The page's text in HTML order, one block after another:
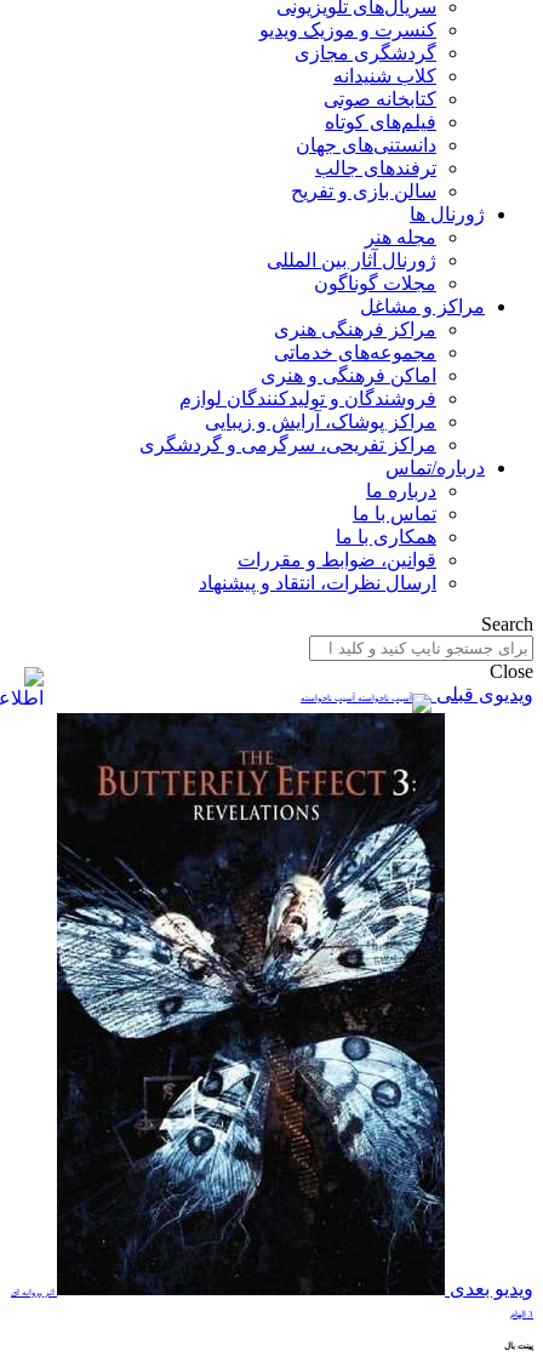
سریال‌های تلویزیونی
کنسرت و موزیک ویدیو
گردشگری مجازی
کلاب شنیدانه
کتابخانه صوتی
فیلم‌های کوتاه
دانستنی‌های جهان
ترفندهای جالب
سالن بازی و تفریح
ژورنال ها
مجله هنر
ژورنال آثار بین المللی
مجلات گوناگون
مراکز و مشاغل
مراکز فرهنگی هنری
مجموعه‌های خدماتی
اماکن فرهنگی و هنری
فروشندگان و تولیدکنندگان لوازم
مراکز پوشاک، آرایش و زیبایی
مراکز تفریحی، سرگرمی و گردشگری
درباره/تماس
درباره ما
تماس با ما
همکاری با ما
قوانین، ضوابط و مقررات
ارسال نظرات، انتقاد و پیشنهاد
Search
Close
ویدیوی قبلی
آسیب ناخواسته
ویدیو بعدی اثر پروانه ای
3 الهام
پینت بال